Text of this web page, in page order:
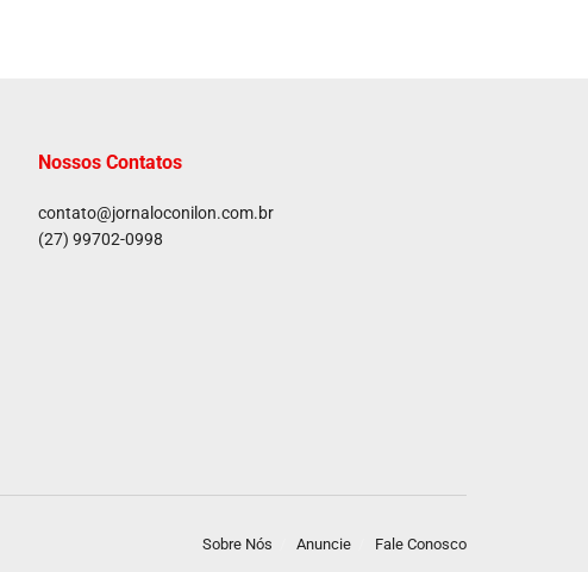
Nossos Contatos
contato@jornaloconilon.com.br
(27) 99702-0998
Sobre Nós Anuncie Fale Conosco